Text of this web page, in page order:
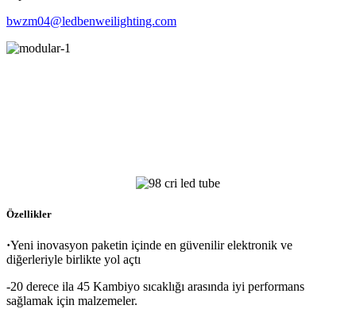
bwzm04@ledbenweilighting.com
Özellikler
·Yeni inovasyon paketin içinde en güvenilir elektronik ve
diğerleriyle birlikte yol açtı
-20 derece ila 45 Kambiyo sıcaklığı arasında iyi performans
sağlamak için malzemeler.